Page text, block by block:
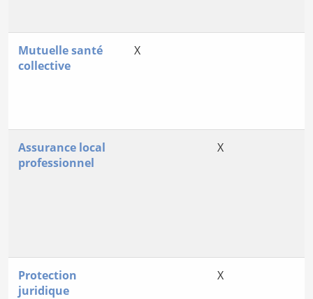
Mutuelle santé
collective
X
Assurance local
professionnel
X
Protection
juridique
X